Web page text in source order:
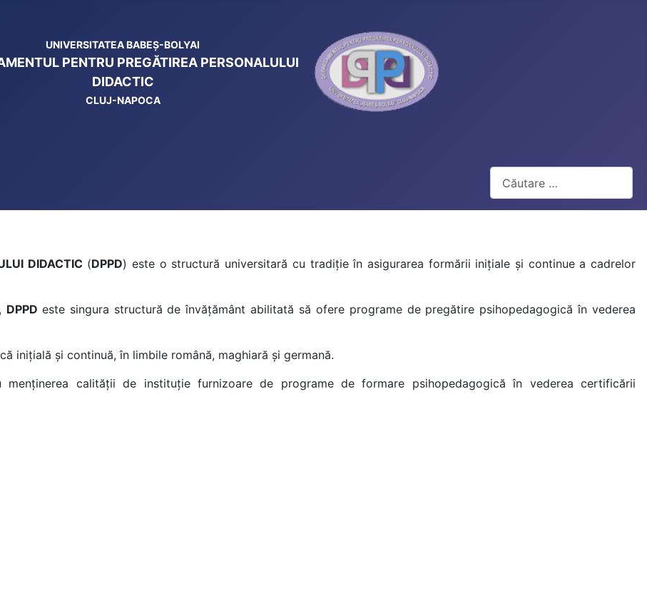
UNIVERSITATEA BABEŞ-BOLYAI
PENTRU PREGĂTIREA PERSONALULUI
DIDACTIC
CLUJ-NAPOCA
DIDACTIC(DPPD) este o structură universitară cu tradiţie în asigurarea formării iniţiale şi continue a cadrelor
DPPD este singura structură de învăţământ abilitată să ofere programe de pregătire psihopedagogică în vederea
inițială și continuă, în limbile română, maghiară și germană.
calității de instituție furnizoare de programe de formare psihopedagogică în vederea certificării